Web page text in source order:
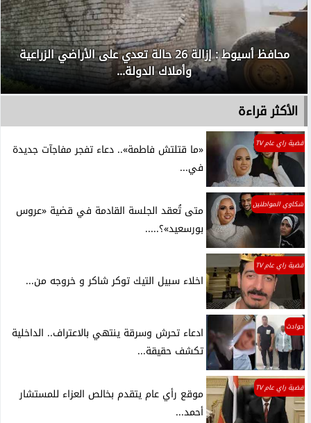
محافظ أسيوط : إزالة 26 حالة تعدي على الأراضي الزراعية
وأملاك الدولة...
الأكثر قراءة
قضية راي عام TV
«ما قتلتش فاطمة».. دعاء تفجر مفاجآت جديدة
في...
شكاوي المواطنين
متى تُعقد الجلسة القادمة في قضية «عروس
بورسعيد»؟.....
قضية راي عام TV
اخلاء سبيل التيك توكر شاكر و خروجه من...
حوادث
ادعاء تحرش وسرقة ينتهي بالاعتراف.. الداخلية
تكشف حقيقة...
قضية راي عام TV
موقع رأي عام يتقدم بخالص العزاء للمستشار
أحمد...